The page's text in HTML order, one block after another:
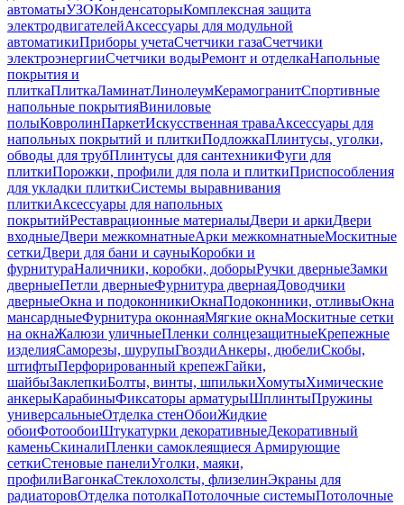
автоматыУЗОКонденсаторыКомплексная защита
электродвигателейАксессуары для модульной
автоматикиПриборы учетаСчетчики газаСчетчики
электроэнергииСчетчики водыРемонт и отделкаНапольные
покрытия и
плиткаПлиткаЛаминатЛинолеумКерамогранитСпортивные
напольные покрытияВиниловые
полыКовролинПаркетИскусственная траваАксессуары для
напольных покрытий и плиткиПодложкаПлинтусы, уголки,
обводы для трубПлинтусы для сантехникиФуги для
плиткиПорожки, профили для пола и плиткиПриспособления
для укладки плиткиСистемы выравнивания
плиткиАксессуары для напольных
покрытийРеставрационные материалыДвери и аркиДвери
входныеДвери межкомнатныеАрки межкомнатныеМоскитные
сеткиДвери для бани и сауныКоробки и
фурнитураНаличники, коробки, доборыРучки дверныеЗамки
дверныеПетли дверныеФурнитура двернаяДоводчики
дверныеОкна и подоконникиОкнаПодоконники, отливыОкна
мансардныеФурнитура оконнаяМягкие окнаМоскитные сетки
на окнаЖалюзи уличныеПленки солнцезащитныеКрепежные
изделияСаморезы, шурупыГвоздиАнкеры, дюбелиСкобы,
штифтыПерфорированный крепежГайки,
шайбыЗаклепкиБолты, винты, шпилькиХомутыХимические
анкерыКарабиныФиксаторы арматурыШплинтыПружины
универсальныеОтделка стенОбоиЖидкие
обоиФотообоиШтукатурки декоративныеДекоративный
каменьСкиналиПленки самоклеящиеся Армирующие
сеткиСтеновые панелиУголки, маяки,
профилиВагонкаСтеклохолсты, флизелинЭкраны для
радиаторовОтделка потолкаПотолочные системыПотолочные